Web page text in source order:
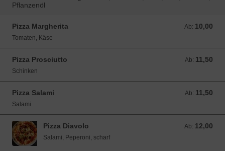
Pflanzenöl
Pizza Margherita Ab: 10,00
Ab: 10,00 EUR
Tomaten, Käse
Pizza Prosciutto Ab: 11,50
Ab: 11,50 EUR
Schinken
Pizza Salami Ab: 11,50
Ab: 11,50 EUR
Salami
Pizza Diavolo Ab: 12,00
Ab: 12,00 EUR
Salami, Peperoni, scharf